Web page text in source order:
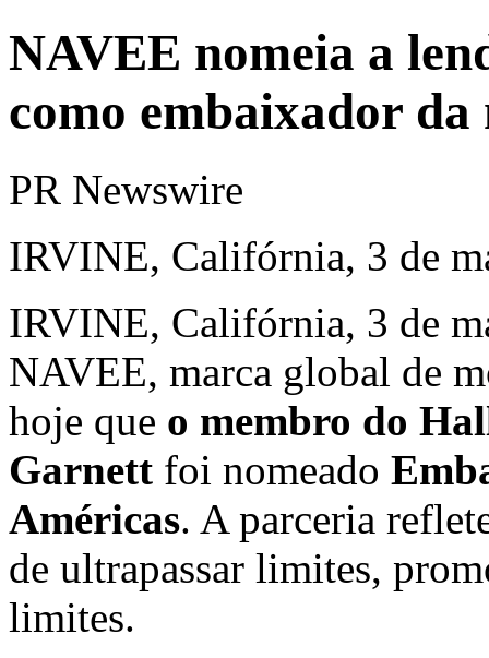
NAVEE nomeia a
como embaixador
PR Newswire
IRVINE, Califórnia, 3 de
IRVINE, Califórnia, 3 de
NAVEE, marca global de
hoje que o membro do
Garnett foi nomeado
Américas. A parceria
de ultrapassar limites,
limites.